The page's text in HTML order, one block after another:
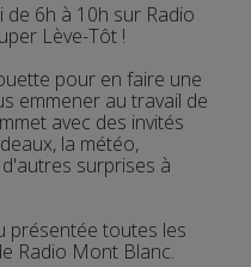
de 6h à 10h sur Radio
Lève-Tôt !
pour en faire une
emmener au travail de
avec des invités
la météo,
surprises à
présentée toutes les
Radio Mont Blanc.